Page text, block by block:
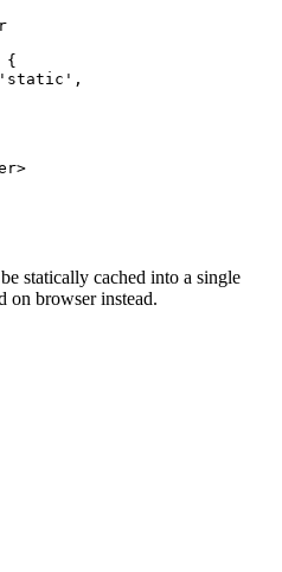
{
'static' ,
>
statically cached into a single
on browser instead.